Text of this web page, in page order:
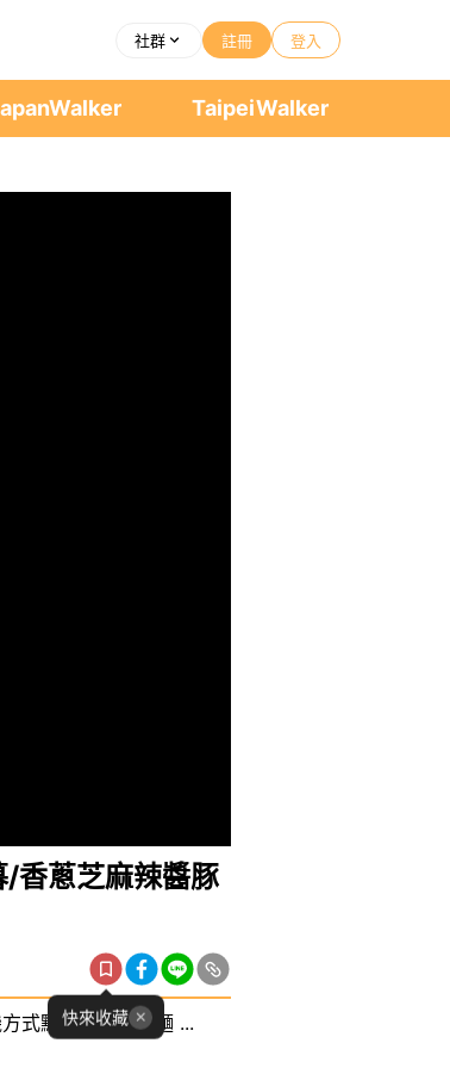
社群 註冊 登入
TaipeiWalker
香蔥芝麻辣醬豚
快來收藏
式點選想吃的拉麵 ...